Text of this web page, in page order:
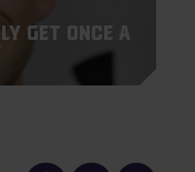
get once a